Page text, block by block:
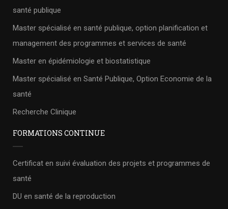
santé publique
Master spécialisé en santé publique, option planification et
management des programmes et services de santé
Master en épidémiologie et biostatistique
Master spécialisé en Santé Publique, Option Economie de la
santé
Recherche Clinique
FORMATIONS CONTINUE
Certificat en suivi évaluation des projets et programmes de
santé
DU en santé de la reproduction